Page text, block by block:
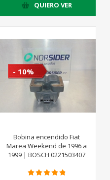
QUIERO VER
- 10%
Bobina encendido Fiat
Marea Weekend de 1996 a
1999 | BOSCH 0221503407